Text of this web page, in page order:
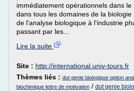
immédiatement opérationnels dans le
dans tous les domaines de la biologie
de l'analyse biologique à l'industrie
passant par les...
Lire la suite
Site : http://international.univ-tours.fr
Thèmes liés : dut genie biologique option
biochimique lettre de motivation / dut genie